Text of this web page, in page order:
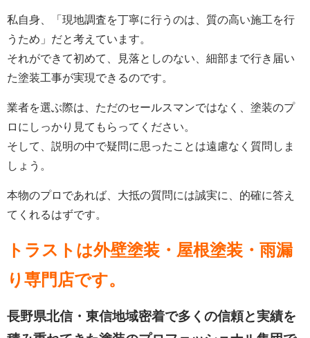
私自身、「現地調査を丁寧に行うのは、質の高い施工を行
うため」だと考えています。
それができて初めて、見落としのない、細部まで行き届い
た塗装工事が実現できるのです。
業者を選ぶ際は、ただのセールスマンではなく、塗装のプ
ロにしっかり見てもらってください。
そして、説明の中で疑問に思ったことは遠慮なく質問しま
しょう。
本物のプロであれば、大抵の質問には誠実に、的確に答え
てくれるはずです。
トラストは外壁塗装・屋根塗装・雨漏
り専門店です。
長野県北信・東信地域密着で多くの信頼と実績を